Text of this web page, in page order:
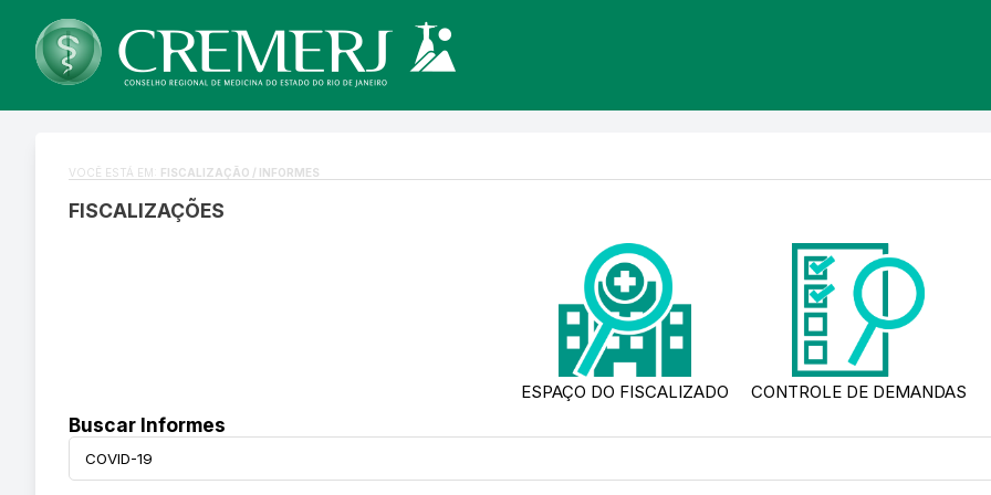
VOCÊ ESTÁ EM: FISCALIZAÇÃO / INFORMES
FISCALIZAÇÕES
ESPAÇO DO FISCALIZADO CONTROLE DE DEMANDAS
Buscar Informes